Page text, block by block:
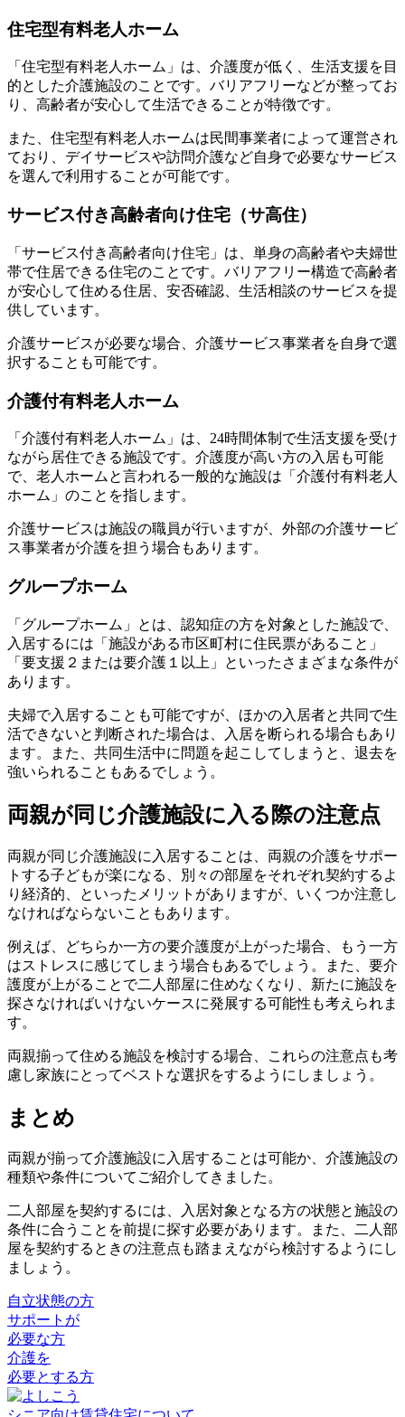
住宅型有料老人ホーム
「住宅型有料老人ホーム」は、介護度が低く、生活支援を目
的とした介護施設のことです。バリアフリーなどが整ってお
り、高齢者が安心して生活できることが特徴です。
また、住宅型有料老人ホームは民間事業者によって運営され
ており、デイサービスや訪問介護など自身で必要なサービス
を選んで利用することが可能です。
サービス付き高齢者向け住宅（サ高住）
「サービス付き高齢者向け住宅」は、単身の高齢者や夫婦世
帯で住居できる住宅のことです。バリアフリー構造で高齢者
が安心して住める住居、安否確認、生活相談のサービスを提
供しています。
介護サービスが必要な場合、介護サービス事業者を自身で選
択することも可能です。
介護付有料老人ホーム
「介護付有料老人ホーム」は、24時間体制で生活支援を受け
ながら居住できる施設です。介護度が高い方の入居も可能
で、老人ホームと言われる一般的な施設は「介護付有料老人
ホーム」のことを指します。
介護サービスは施設の職員が行いますが、外部の介護サービ
ス事業者が介護を担う場合もあります。
グループホーム
「グループホーム」とは、認知症の方を対象とした施設で、
入居するには「施設がある市区町村に住民票があること」
「要支援２または要介護１以上」といったさまざまな条件が
あります。
夫婦で入居することも可能ですが、ほかの入居者と共同で生
活できないと判断された場合は、入居を断られる場合もあり
ます。また、共同生活中に問題を起こしてしまうと、退去を
強いられることもあるでしょう。
両親が同じ介護施設に入る際の注意点
両親が同じ介護施設に入居することは、両親の介護をサポー
トする子どもが楽になる、別々の部屋をそれぞれ契約するよ
り経済的、といったメリットがありますが、いくつか注意し
なければならないこともあります。
例えば、どちらか一方の要介護度が上がった場合、もう一方
はストレスに感じてしまう場合もあるでしょう。また、要介
護度が上がることで二人部屋に住めなくなり、新たに施設を
探さなければいけないケースに発展する可能性も考えられま
す。
両親揃って住める施設を検討する場合、これらの注意点も考
慮し家族にとってベストな選択をするようにしましょう。
まとめ
両親が揃って介護施設に入居することは可能か、介護施設の
種類や条件についてご紹介してきました。
二人部屋を契約するには、入居対象となる方の状態と施設の
条件に合うことを前提に探す必要があります。また、二人部
屋を契約するときの注意点も踏まえながら検討するようにし
ましょう。
自立状態の方
サポートが
必要な方
介護を
必要とする方